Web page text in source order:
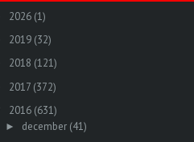
2026 (1)
2019 (32)
2018 (121)
2017 (372)
2016 (631)
► december (41)